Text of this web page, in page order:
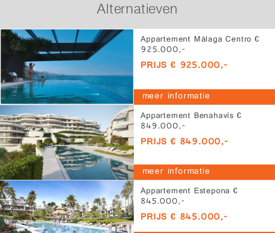
Alternatieven
Appartement Málaga Centro €
925.000,-
PRIJS € 925.000,-
meer informatie
Appartement Benahavís €
849.000,-
PRIJS € 849.000,-
meer informatie
Appartement Estepona €
845.000,-
PRIJS € 845.000,-